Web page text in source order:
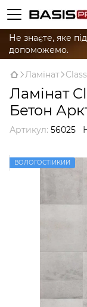
Не знаєте, яке
допоможемо.
Ламінат
Ламінат
Бетон
Артикул: 56025
ВОЛОГОСТІЙКИЙ